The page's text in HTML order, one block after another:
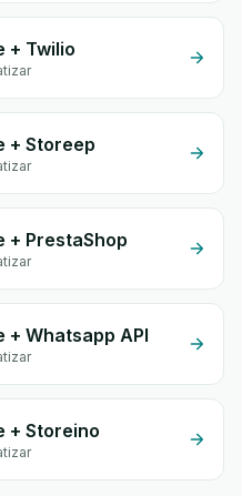
+ Twilio
+ Storeep
+ PrestaShop
+ Whatsapp API
+ Storeino